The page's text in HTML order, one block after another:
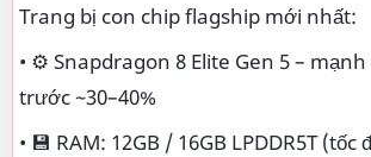
Trang bị con chip flagship mới nhất:
• ⚙️ Snapdragon 8 Elite Gen 5 –
trước ~30–40%
• 💾 RAM: 12GB / 16GB LPDDR5T (tốc